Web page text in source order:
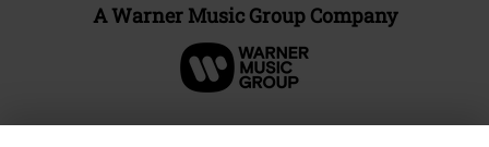
A Warner Music Group Company